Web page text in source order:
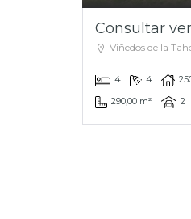
Consultar
Viñedos de la
4 4
290,00 m²
2